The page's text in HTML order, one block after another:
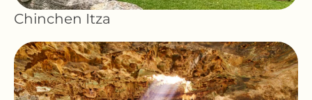
Chinchen Itza